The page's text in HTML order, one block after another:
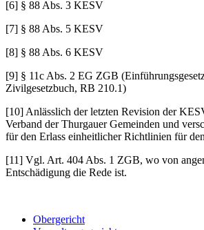
[6] § 88 Abs. 3 KESV
[7] § 88 Abs. 5 KESV
[8] § 88 Abs. 6 KESV
[9] § 11c Abs. 2 EG ZGB
Zivilgesetzbuch, RB 210.1)
[10] Anlässlich der letzten Revision der
Verband der Thurgauer Gemeinden und
für den Erlass einheitlicher Richtlinien für
[11] Vgl. Art. 404 Abs. 1 ZGB, wo von
Entschädigung die Rede ist.
Obergericht